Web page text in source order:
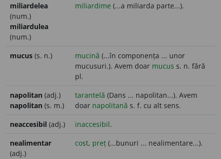
miliardelea
(num.)
miliardulea
(num.)
miliardime (...a miliarda parte...).
mucus (s. n.) mucină (...în componența ... unor
mucusuri.). Avem doar mucus s. n. fără
pl.
napolitan (adj.)
napolitan (s. m.)
tarantelă (Dans ... napolitan...). Avem
doar napolitană s. f. cu alt sens.
neaccesibil (adj.) inaccesibil.
nealimentar
(adj.)
cost, preț (...bunuri ... nealimentare...).